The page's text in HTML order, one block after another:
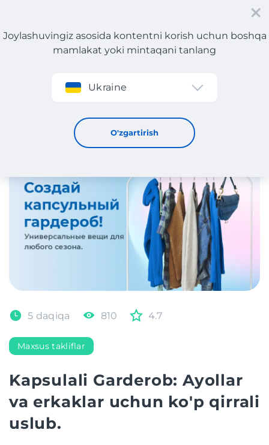
Roʻyxatdan oʻtish
Joylashuvingiz asosida kontentni korish uchun boshqa
mamlakat yoki mintaqani tanlang
Ukraine
O'zgartirish
Kapsulali Garderob: Ayollar va erkaklar uchun ko'p qirrali
uslub.
5 daqiqa 810 4.7
Maxsus takliflar
Kapsulali Garderob: Ayollar
va erkaklar uchun ko'p qirrali
uslub.